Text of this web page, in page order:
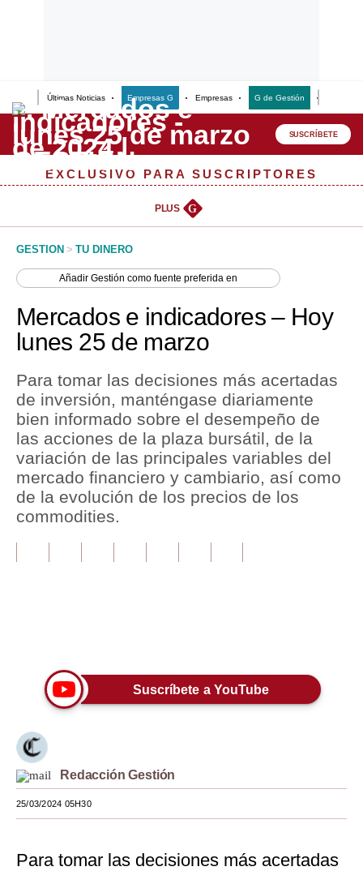
Últimas Noticias Empresas G Empresas G de Gestión
Lo último
Peru Quiosco
Management & Empleo
Perú
Tu Dinero
Finanzas Personales
Inmobiliarias
Plus G
Opinión
Lujo
Moda
Estilos
SUSCRÍBETE
EXCLUSIVO PARA SUSCRIPTORES
PLUS G
GESTION > TU DINERO
AñadirGestión como fuente preferida en
Mercados e indicadores – Hoy
lunes 25 de marzo
Para tomar las decisiones más acertadas
de inversión, manténgase diariamente
bien informado sobre el desempeño de
las acciones de la plaza bursátil, de la
variación de las principales variables del
mercado financiero y cambiario, así como
de la evolución de los precios de los
commodities.
Suscríbete a YouTube
Redacción Gestión
25/03/2024 05H30
Para tomar las decisiones más acertadas